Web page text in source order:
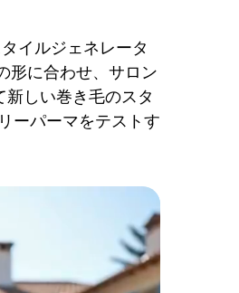
イルジェネレータ
形に合わせ、サロン
しい巻き毛のスタ
ーパーマをテストす